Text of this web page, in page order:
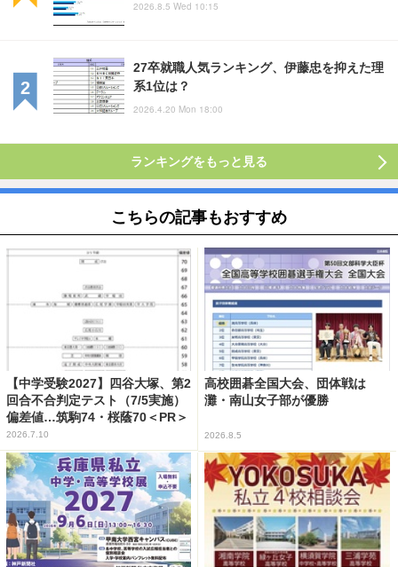
2026.8.5 Wed 10:15
27卒就職人気ランキング、伊藤忠を抑えた理
系1位は？
2026.4.20 Mon 18:00
ランキングをもっと見る
こちらの記事もおすすめ
【中学受験2027】四谷大塚、第2
回合不合判定テスト（7/5実施）
偏差値…筑駒74・桜蔭70＜PR＞
2026.7.10
高校囲碁全国大会、団体戦は
灘・南山女子部が優勝
2026.8.5